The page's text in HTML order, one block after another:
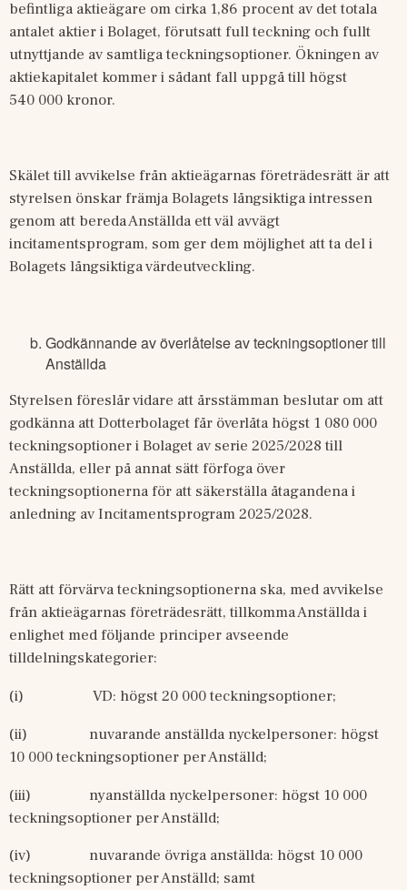
befintliga aktieägare om cirka 1,86 procent av det totala
antalet aktier i Bolaget, förutsatt full teckning och fullt
utnyttjande av samtliga teckningsoptioner. Ökningen av
aktiekapitalet kommer i sådant fall uppgå till högst
540 000 kronor.
Skälet till avvikelse från aktieägarnas företrädesrätt är att
styrelsen önskar främja Bolagets långsiktiga intressen
genom att bereda Anställda ett väl avvägt
incitamentsprogram, som ger dem möjlighet att ta del i
Bolagets långsiktiga värdeutveckling.
Godkännande av överlåtelse av teckningsoptioner till
Anställda
Styrelsen föreslår vidare att årsstämman beslutar om att
godkänna att Dotterbolaget får överlåta högst 1 080 000
teckningsoptioner i Bolaget av serie 2025/2028 till
Anställda, eller på annat sätt förfoga över
teckningsoptionerna för att säkerställa åtagandena i
anledning av Incitamentsprogram 2025/2028.
Rätt att förvärva teckningsoptionerna ska, med avvikelse
från aktieägarnas företrädesrätt, tillkomma Anställda i
enlighet med följande principer avseende
tilldelningskategorier:
(i)
VD: högst 20 000 teckningsoptioner;
(ii)
nuvarande anställda nyckelpersoner: högst
10 000 teckningsoptioner per Anställd;
(iii)
nyanställda nyckelpersoner: högst 10 000
teckningsoptioner per Anställd;
(iv)
nuvarande övriga anställda: högst 10 000
teckningsoptioner per Anställd; samt